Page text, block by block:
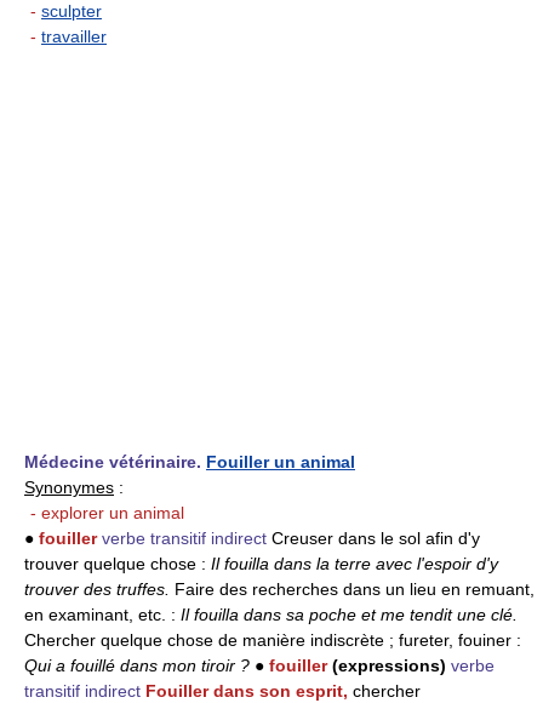
- sculpter
- travailler
Médecine vétérinaire. Fouiller un animal
Synonymes :
- explorer un animal
● fouiller verbe transitif indirect Creuser dans le sol afin d'y
trouver quelque chose : Il fouilla dans la terre avec l'espoir d'y
trouver des truffes. Faire des recherches dans un lieu en remuant,
en examinant, etc. : Il fouilla dans sa poche et me tendit une clé.
Chercher quelque chose de manière indiscrète ; fureter, fouiner :
Qui a fouillé dans mon tiroir ? ● fouiller(expressions) verbe
transitif indirect Fouiller dans son esprit, chercher